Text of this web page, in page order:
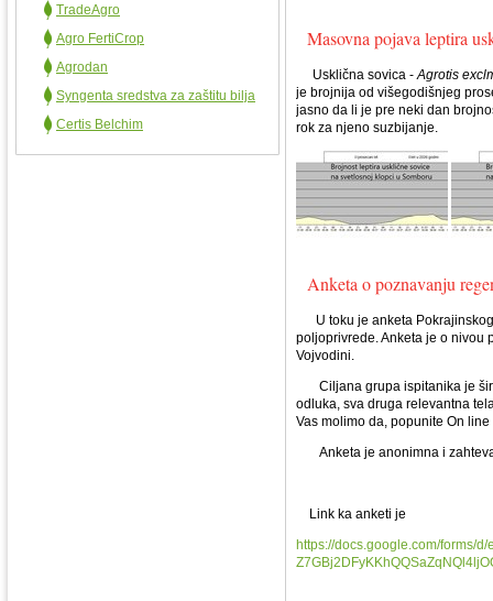
TradeAgro
Agro FertiCrop
Agrodan
Syngenta sredstva za zaštitu bilja
Certis Belchim
Masovna pojava leptira
Usklična sovica -Agrotis
je brojnija od višegodišnjeg
jasno da li je pre neki dan
rok za njeno suzbijanje.
Anketa o poznavanju
U toku je anketa Pokrajinskog
poljoprivrede. Anketa je o nivou
Vojvodini.
Ciljana grupa ispitanika je
odluka, sva druga relevantna
Vas molimo da, popunite On line
Anketa je anonimna i
Link ka anketi je
https://docs.google.com/forms/